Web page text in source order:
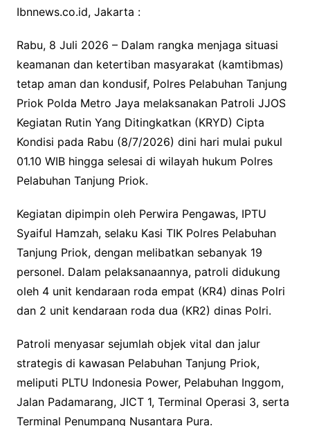
Ibnnews.co.id, Jakarta :
Rabu, 8 Juli 2026 – Dalam rangka menjaga situasi
keamanan dan ketertiban masyarakat (kamtibmas)
tetap aman dan kondusif, Polres Pelabuhan Tanjung
Priok Polda Metro Jaya melaksanakan Patroli JJOS
Kegiatan Rutin Yang Ditingkatkan (KRYD) Cipta
Kondisi pada Rabu (8/7/2026) dini hari mulai pukul
01.10 WIB hingga selesai di wilayah hukum Polres
Pelabuhan Tanjung Priok.
Kegiatan dipimpin oleh Perwira Pengawas, IPTU
Syaiful Hamzah, selaku Kasi TIK Polres Pelabuhan
Tanjung Priok, dengan melibatkan sebanyak 19
personel. Dalam pelaksanaannya, patroli didukung
oleh 4 unit kendaraan roda empat (KR4) dinas Polri
dan 2 unit kendaraan roda dua (KR2) dinas Polri.
Patroli menyasar sejumlah objek vital dan jalur
strategis di kawasan Pelabuhan Tanjung Priok,
meliputi PLTU Indonesia Power, Pelabuhan Inggom,
Jalan Padamarang, JICT 1, Terminal Operasi 3, serta
Terminal Penumpang Nusantara Pura.